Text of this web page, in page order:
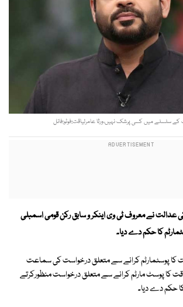
کے سلسلے میں کسی پرشک نہیں،ورثا عامرلیاقت:فوٹو:فائل
عدالت نے معروف ٹی وی اینکر و سابق رکن قومی اسمبلی
کا حکم دے دیا۔
کا پوسٹمارٹم کرانے سے متعلق درخواست کی سماعت
کا پوسٹ مارٹم کرانے سے متعلق درخواست منظورکرتے
حکم دے دیا۔